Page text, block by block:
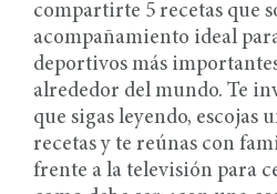
compartirte 5 recetas que
acompañamiento ideal
deportivos más
alrededor del mundo. Te
que sigas leyendo, escojas
recetas y te reúnas con
frente a la televisión para